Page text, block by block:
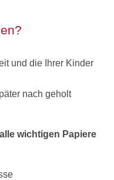
und die Ihrer Kinder
nach geholt
wichtigen Papiere